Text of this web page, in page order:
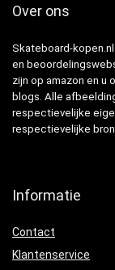
Over ons
Skateboard-
en
zijn op amazon en u
blogs. Alle
respectievelijke
respectievelijke
Informatie
Contact
Klantenservice